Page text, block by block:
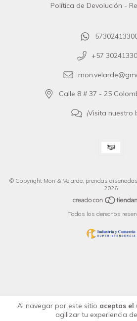
Al navegar por este sitio aceptas el
agilizar tu experiencia
Política de Devolución -
+57
Calle 8 # 37 - 25
¡Visita nuestro
© Copyright Mon & Velarde, prendas
2026
Todos los derechos